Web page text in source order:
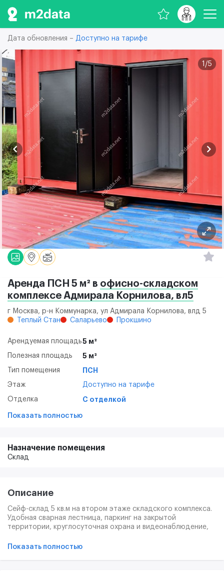
Дата обновления – Доступно на тарифе
1 /5
Аренда ПСН 5 м² в офисно-складском
комплексе Адмирала Корнилова, вл5
г Москва, р-н Коммунарка, ул Адмирала Корнилова, влд 5
Теплый Стан
Саларьево Прокшино
Арендуемая площадь5 м²
Полезная площадь 5 м²
Тип помещения ПСН
Этаж Доступно на тарифе
Отделка С отделкой
Показать полностью
Назначение помещения
Склад
Описание
Сейф-склад 5 кв.м на втором этаже складского комплекса.
Удобная сварная лестница, паркинг на закрытой
территории, круглосуточная охрана и видеонаблюдение,
к герметичному складу 24/7. Внутренние габариты: ширина
Показать полностью